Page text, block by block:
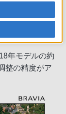
イ種類判別す
4K Ultra HD
く再現しま
年モデルの約
整の精度がア